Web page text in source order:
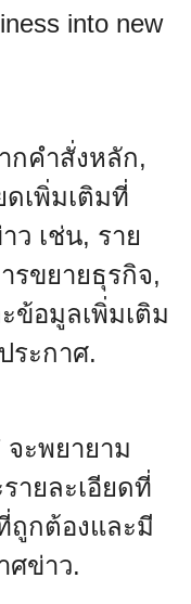
into new
กคำสั่งหลัก,
เพิ่มเติมที่
ว เช่น, ราย
รขยายธุรกิจ,
ข้อมูลเพิ่มเติม
ระกาศ.
จะพยายาม
ายละเอียดที่
ถูกต้องและมี
ศข่าว.